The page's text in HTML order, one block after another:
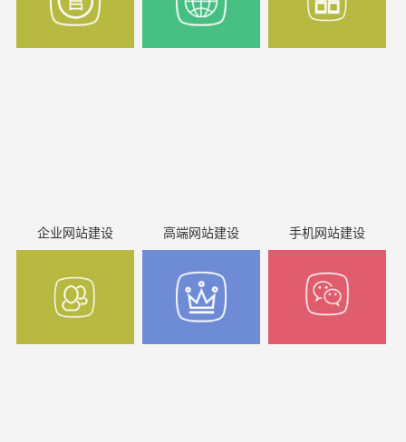
企业网站建设 高端网站建设 手机网站建设